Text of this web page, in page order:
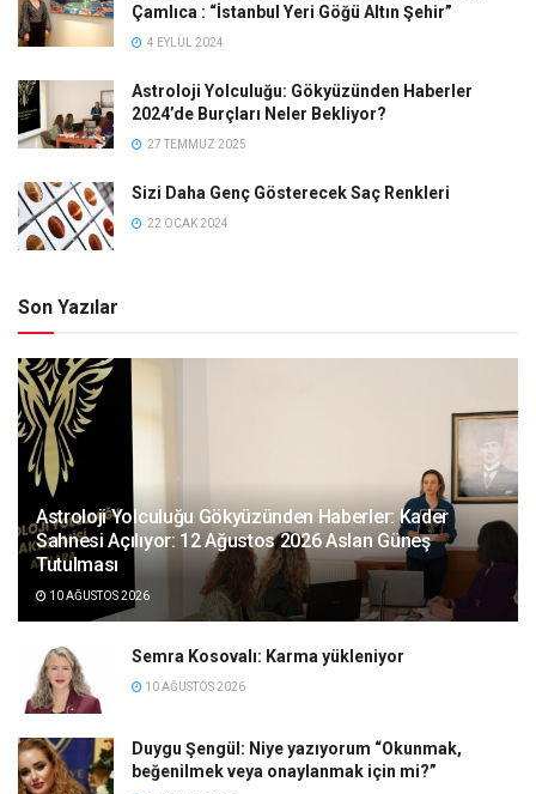
Çamlıca : “İstanbul Yeri Göğü Altın Şehir”
4 EYLÜL 2024
Astroloji Yolculuğu: Gökyüzünden Haberler
2024’de Burçları Neler Bekliyor?
27 TEMMUZ 2025
Sizi Daha Genç Gösterecek Saç Renkleri
22 OCAK 2024
Son Yazılar
Astroloji Yolculuğu Gökyüzünden Haberler: Kader
Sahnesi Açılıyor: 12 Ağustos 2026 Aslan Güneş
Tutulması
10 AĞUSTOS 2026
Semra Kosovalı: Karma yükleniyor
10 AĞUSTOS 2026
Duygu Şengül: Niye yazıyorum “Okunmak,
beğenilmek veya onaylanmak için mi?”